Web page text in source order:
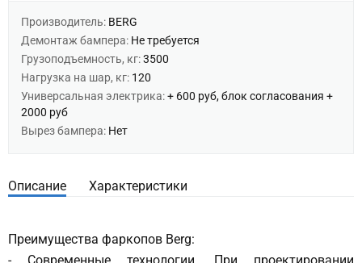
Производитель: BERG
Демонтаж бампера: Не требуется
Грузоподъемность, кг:3500
Нагрузка на шар, кг: 120
Универсальная электрика:+ 600 руб, блок согласования +
2000 руб
Вырез бампера: Нет
Описание Характеристики
Преимущества фаркопов Berg: